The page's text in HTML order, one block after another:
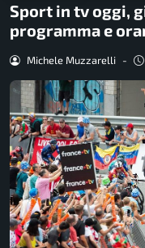
Sport in tv oggi,
programma e
Michele Muzzarelli -